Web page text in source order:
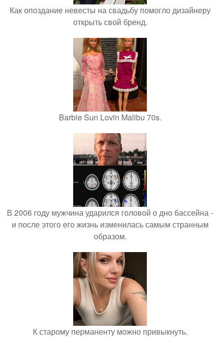
Как опоздание невесты на свадьбу помогло дизайнеру
открыть свой бренд.
Barbie Sun Lovin Malibu 70s.
В 2006 году мужчина ударился головой о дно бассейна -
и после этого его жизнь изменилась самым странным
образом.
К старому перманенту можно привыкнуть.